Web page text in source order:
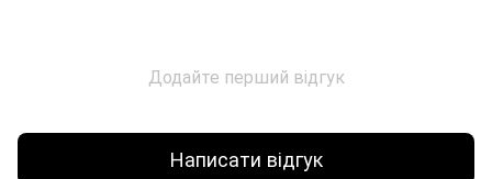
Додайте перший відгук
Написати відгук